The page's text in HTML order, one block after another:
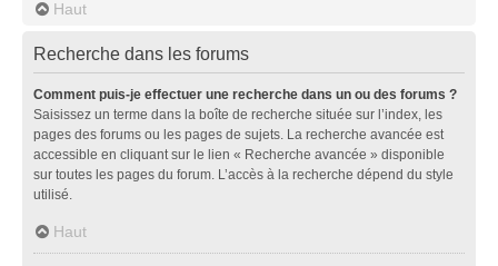
Haut
Recherche dans les forums
Comment puis-je effectuer une recherche dans un ou des forums ?
Saisissez un terme dans la boîte de recherche située sur l’index, les
pages des forums ou les pages de sujets. La recherche avancée est
accessible en cliquant sur le lien « Recherche avancée » disponible
sur toutes les pages du forum. L’accès à la recherche dépend du style
utilisé.
Haut